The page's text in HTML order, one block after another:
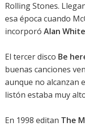
Rolling Stones.
esa época cuando
incorporó Alan White
El tercer disco Be
buenas canciones
aunque no alcanzan
listón estaba muy
En 1998 editan The